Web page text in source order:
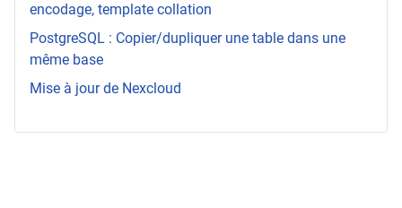
encodage, template collation
PostgreSQL : Copier/dupliquer une table dans une
même base
Mise à jour de Nexcloud